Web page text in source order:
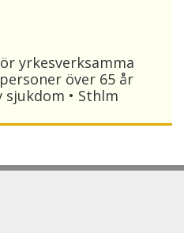
yrkesverksamma
över 65 år
• Sthlm